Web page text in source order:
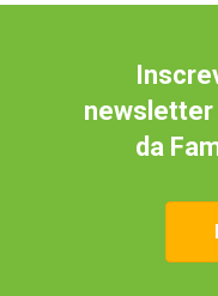
newsletter
da